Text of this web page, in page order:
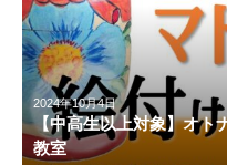
2024年10月4日
【中高生以上対象】オト
教室